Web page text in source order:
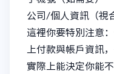
公司/個人資訊（視
這裡你要特別注意
上付款與帳戶資訊
實際上能決定你能